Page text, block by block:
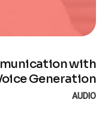
with
Generation
AUDIO